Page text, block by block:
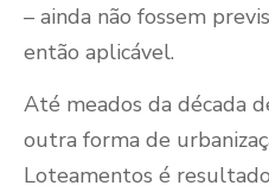
– ainda não fossem
então aplicável.
Até meados da década
outra forma de
Loteamentos é